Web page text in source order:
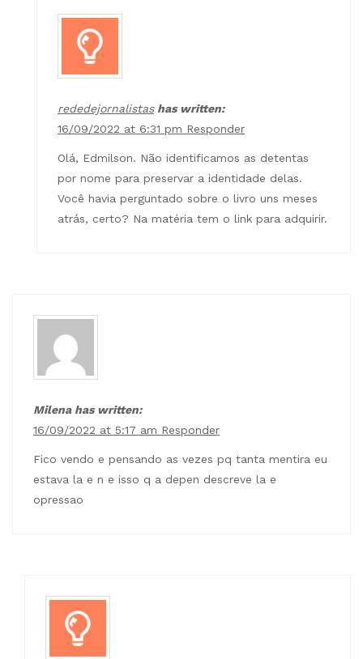
rededejornalistashas written:
16/09/2022 at 6:31 pm Responder
Olá, Edmilson. Não identificamos as detentas
por nome para preservar a identidade delas.
Você havia perguntado sobre o livro uns meses
atrás, certo? Na matéria tem o link para adquirir.
Milena has written:
16/09/2022 at 5:17 am Responder
Fico vendo e pensando as vezes pq tanta mentira eu
estava la e n e isso q a depen descreve la e
opressao